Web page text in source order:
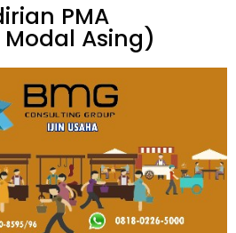
PMA
Asing)